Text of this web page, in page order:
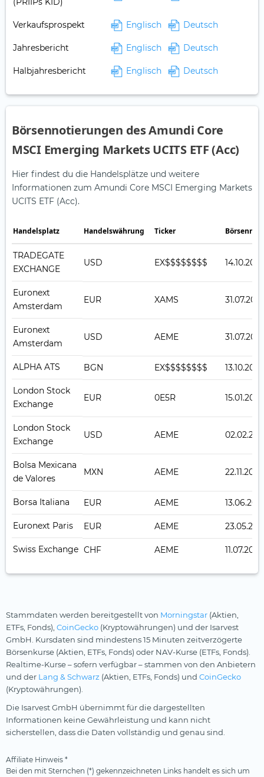
Verkaufsprospekt Englisch Deutsch
Jahresbericht Englisch Deutsch
Halbjahresbericht Englisch Deutsch
Börsennotierungen des Amundi Core
MSCI Emerging Markets UCITS ETF (Acc)
Hier findest du die Handelsplätze und weitere
Informationen zum Amundi Core MSCI Emerging Markets
UCITS ETF (Acc).
Handelsplatz Handelswährung Ticker
TRADEGATE
EXCHANGE
USD EX$$$$$$$$ 14.10.2025
Euronext
Amsterdam
EUR XAMS 31.07.2018
Euronext
Amsterdam
USD AEME 31.07.2018
ALPHA ATS BGN EX$$$$$$$$ 13.10.2025
London Stock
Exchange
EUR 0E5R 15.01.2018
London Stock
Exchange
USD AEME
Bolsa Mexicana
de Valores
MXN AEME 22.11.2018
Borsa Italiana EUR AEME
Euronext Paris EUR AEME
Swiss Exchange CHF AEME 11.07.2024
Stammdaten werden bereitgestellt von Morningstar (Aktien,
ETFs, Fonds), CoinGecko (Kryptowährungen) und der Isarvest
GmbH. Kursdaten sind mindestens 15 Minuten zeitverzögerte
Börsenkurse (Aktien, ETFs, Fonds) oder NAV-Kurse (ETFs, Fonds).
Realtime-Kurse – sofern verfügbar – stammen von den Anbietern
und der Lang & Schwarz (Aktien, ETFs, Fonds) und CoinGecko
(Kryptowährungen).
Die Isarvest GmbH übernimmt für die dargestellten
Informationen keine Gewährleistung und kann nicht
sicherstellen, dass die Daten vollständig und genau sind.
Affiliate Hinweis *
Bei den mit Sternchen (*) gekennzeichneten Links handelt es sich um